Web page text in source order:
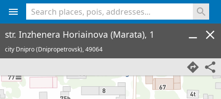
str. Inzhenera Horiainova (Marata), 1
city Dnipro (Dnipropetrovsk),49064
<% console.log(hcard) %>